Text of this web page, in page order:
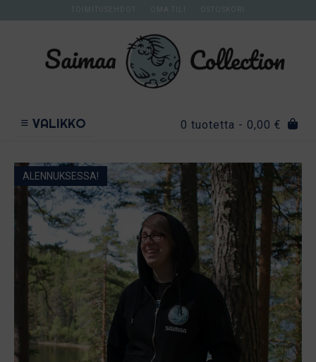
to
OMA TILI OSTOSKORI
VALIKKO 0 tuotetta - 0,00 €
ALENNUKSESSA!